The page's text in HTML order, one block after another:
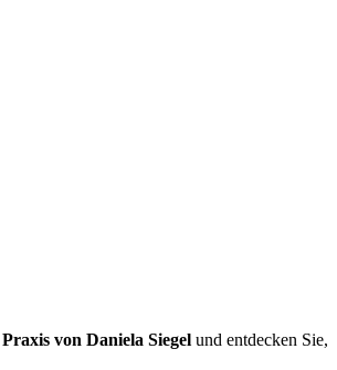
Praxis von Daniela Siegel und entdecken Sie,